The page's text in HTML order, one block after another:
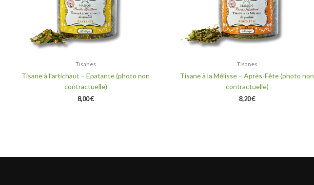
Tisanes
Tisane à l’artichaut – Epatante (photo non
contractuelle)
8,00€
Tisanes
Tisane à la Mélisse – Après-Fête (photo non
contractuelle)
8,20€